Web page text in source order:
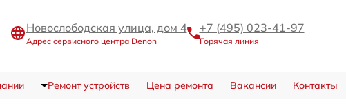
Новослободская улица, дом 4
Адрес сервисного центра Denon
+7 (495) 023-41-97
Горячая линия
Ремонт устройств Цена ремонта Вакансии Контакты